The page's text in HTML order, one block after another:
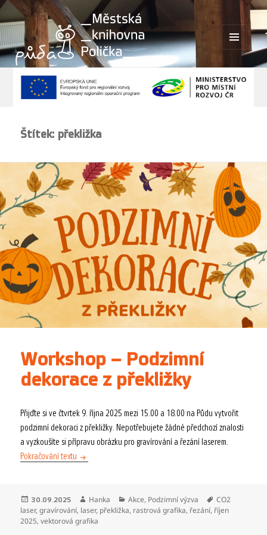
MENU
WIDGETY
Štítek: překližka
Workshop – Podzimní
dekorace z překližky
Přijďte si ve čtvrtek 9. října 2025 mezi 15.00 a 18.00 na Půdu vytvořit
podzimní dekoraci z překližky. Nepotřebujete žádné předchozí znalosti
a vyzkoušíte si přípravu obrázku pro gravírování a řezání laserem.
Pokračování textu Workshop – Podzimní dekorace z překližky
Publikováno:
30.09.2025 Autor:
Hanka Rubriky:
Akce, Podzimní výzva Štítky:
CO2
laser,gravírování, laser, překližka, rastrová grafika, řezání, říjen
2025,vektorová grafika